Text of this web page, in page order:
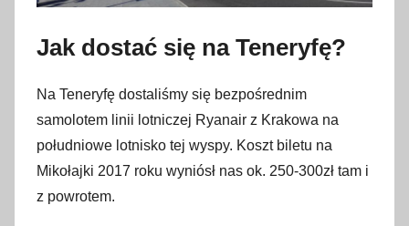
Jak dostać się na Teneryfę?
Na Teneryfę dostaliśmy się bezpośrednim
samolotem linii lotniczej Ryanair z Krakowa na
południowe lotnisko tej wyspy. Koszt biletu na
Mikołajki 2017 roku wyniósł nas ok. 250-300zł tam i
z powrotem.